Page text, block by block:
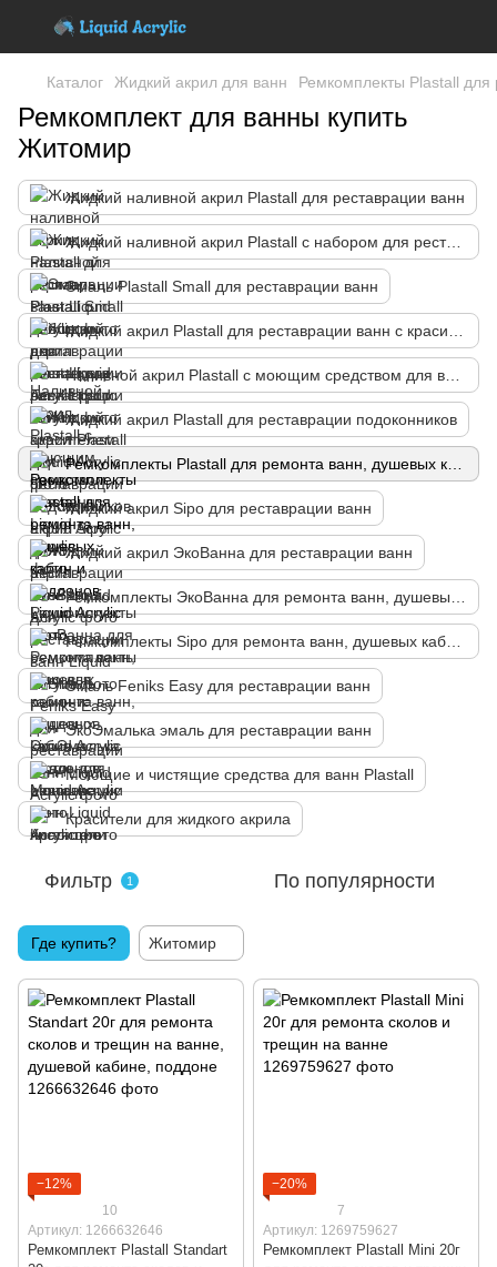
Каталог Жидкий акрил для ванн Ремкомплекты Plastall
Ремкомплект для ванны купить
Житомир
Жидкий наливной акрил Plastall для реставрации ванн
Жидкий наливной акрил Plastall с набором для реставрации ванн
Эмаль Plastall Small для реставрации ванн
Жидкий акрил Plastall для реставрации подоконников
Жидкий акрил Sipo для реставрации ванн
Жидкий акрил ЭкоВанна для реставрации ванн
Эмаль Fеniks Easy для реставрации ванн
ЭкоЭмалька эмаль для реставрации ванн
Моющие и чистящие средства для ванн Plastall
Красители для жидкого акрила
Фильтр 1 По популярности
Где купить? Житомир
−12%
10
Артикул: 1266632646
Ремкомплект Plastall Standart
−20%
7
Артикул: 1269759627
Ремкомплект Plastall Mini 20г